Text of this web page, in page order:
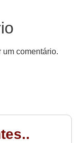
um comentário.